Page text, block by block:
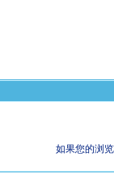
如果您的浏